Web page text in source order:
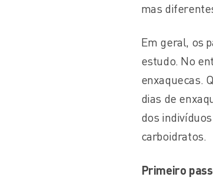
mas
Em geral, os
estudo. No
enxaquecas.
dias de
dos
carboidratos.
Primeiro